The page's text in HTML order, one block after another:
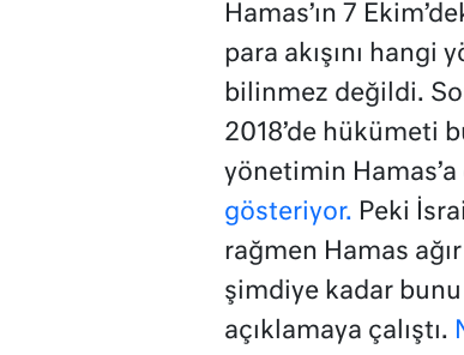
Hamas’ın 7
para akışını hangi
bilinmez değildi.
2018’de hükümeti
yönetimin
gösteriyor. Peki
rağmen Hamas
şimdiye kadar bunu
açıklamaya çalıştı.